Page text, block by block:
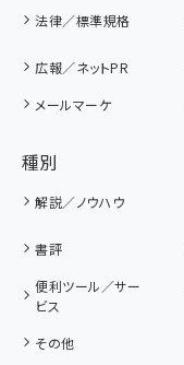
法律／標準規格
広報／ネットPR
メールマーケ
種別
解説／ノウハウ
書評
便利ツール／サー
ビス
その他